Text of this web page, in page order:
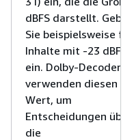
dBFS darstellt. Geben
Sie beispielsweise für
Inhalte mit -23 dBFS
ein. Dolby-Decoder
verwenden diesen
Wert, um
Entscheidungen über
die